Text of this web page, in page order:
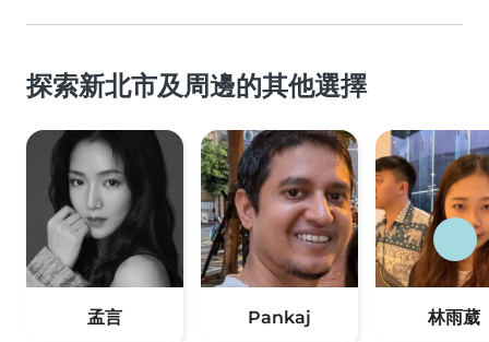
探索新北市及周邊的其他選擇
孟言 Pankaj 林雨葳